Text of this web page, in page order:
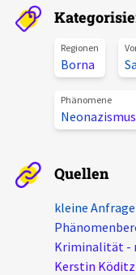
Phänomene
Aktuelles
Alle Beiträge
Pressemitteilungen
Podcasts
Über uns
Spenden
Regionen
Borna
Phänomene
Neonazismus
Quellen
kleine
Kriminalität -
Kerstin Köditz